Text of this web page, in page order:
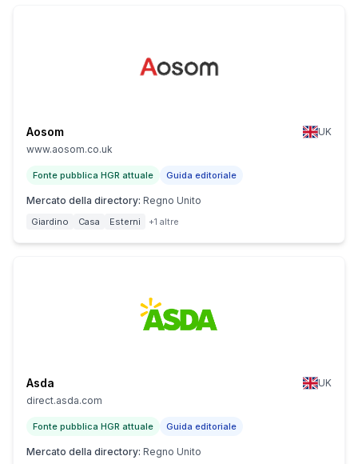
Aosom
UK
www.aosom.co.uk
Fonte pubblica HGR attuale Guida editoriale
Mercato della directory: Regno Unito
Giardino Casa Esterni +1 altre
Asda
UK
direct.asda.com
Fonte pubblica HGR attuale Guida editoriale
Mercato della directory: Regno Unito